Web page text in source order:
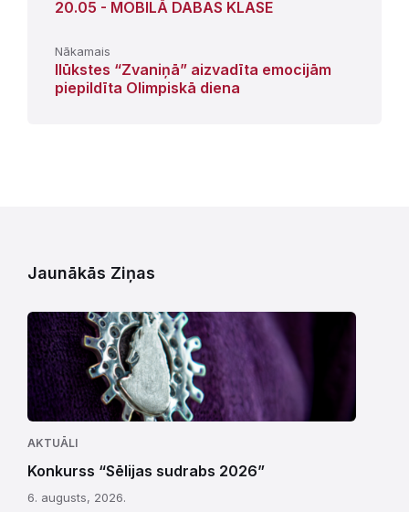
20.05 - MOBILĀ DABAS KLASE
Nākamais
Ilūkstes “Zvaniņā” aizvadīta emocijām
piepildīta Olimpiskā diena
Jaunākās Ziņas
AKTUĀLI
Konkurss “Sēlijas sudrabs 2026”
6. augusts, 2026.